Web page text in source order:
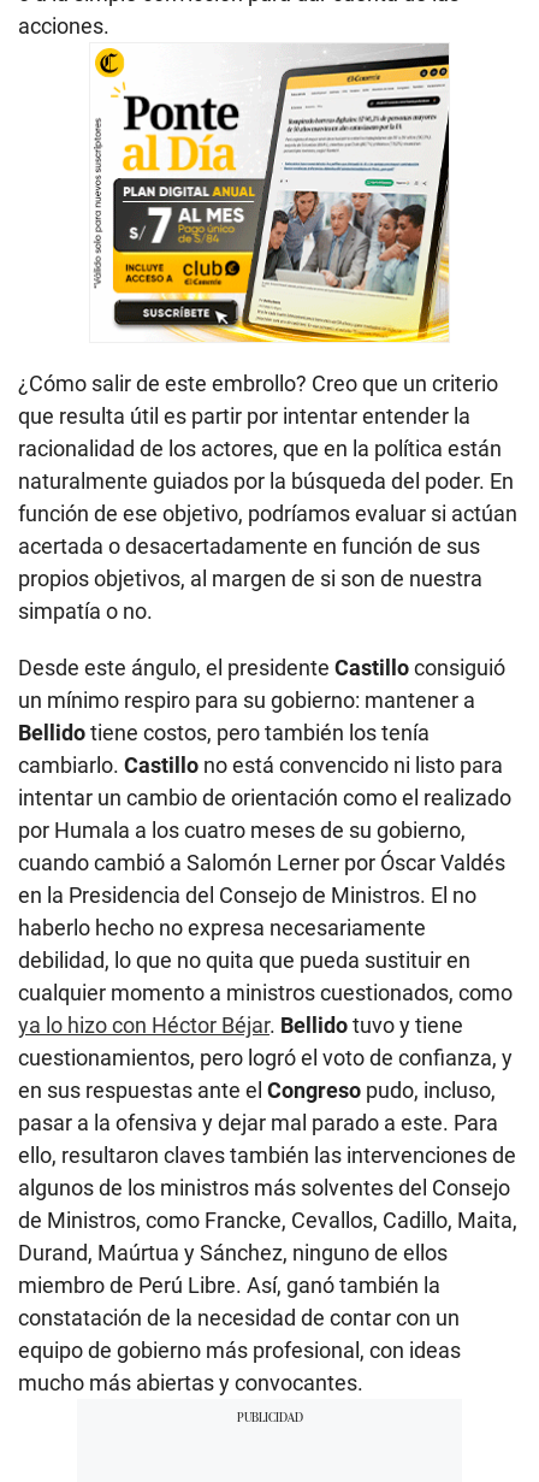
acciones.
¿Cómo salir de este embrollo? Creo que un criterio
que resulta útil es partir por intentar entender la
racionalidad de los actores, que en la política están
naturalmente guiados por la búsqueda del poder. En
función de ese objetivo, podríamos evaluar si actúan
acertada o desacertadamente en función de sus
propios objetivos, al margen de si son de nuestra
simpatía o no.
Desde este ángulo, el presidente Castilloconsiguió
un mínimo respiro para su gobierno: mantener a
Bellidotiene costos, pero también los tenía
cambiarlo. Castillo no está convencido ni listo para
intentar un cambio de orientación como el realizado
por Humala a los cuatro meses de su gobierno,
cuando cambió a Salomón Lerner por Óscar Valdés
en la Presidencia del Consejo de Ministros. El no
haberlo hecho no expresa necesariamente
debilidad, lo que no quita que pueda sustituir en
cualquier momento a ministros cuestionados, como
ya lo hizo con Héctor Béjar. Bellidotuvo y tiene
cuestionamientos, pero logró el voto de confianza, y
en sus respuestas ante el Congreso pudo, incluso,
pasar a la ofensiva y dejar mal parado a este. Para
ello, resultaron claves también las intervenciones de
algunos de los ministros más solventes del Consejo
de Ministros, como Francke, Cevallos, Cadillo, Maita,
Durand, Maúrtua y Sánchez, ninguno de ellos
miembro de Perú Libre. Así, ganó también la
constatación de la necesidad de contar con un
equipo de gobierno más profesional, con ideas
mucho más abiertas y convocantes.